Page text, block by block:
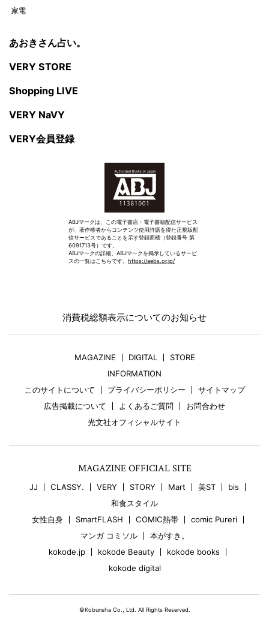
家電
あおきさん占い。
VERY STORE
Shopping LIVE
VERY NaVY
VERY会員登録
ABJマークは、この電子書店・電子書籍配信サービス
が、著作権者からコンテンツ使用許諾を得た正規版配
信サービスであることを示す登録商標（登録番号 第
6091713号）です。
ABJマークの詳細、ABJマークを掲示しているサービ
スの一覧はこちらです。 https://aebs.or.jp/
消費税総額表示についてのお知らせ
MAGAZINE DIGITAL
STORE
INFORMATION
このサイトについて
プライバシーポリシー
サイトマップ
広告掲載について
よくあるご質問
お問合わせ
光文社オフィシャルサイト
MAGAZINE OFFICIAL SITE
JJ CLASSY. VERY STORY Mart 美ST
bis
和食スタイル
女性自身
SmartFLASH COMIC熱帯
comic Pureri
マンガ コミソル
本がすき。
kokode.jp
kokode Beauty
kokode books
kokode digital
©Kobunsha Co., Ltd. All Rights Reserved.